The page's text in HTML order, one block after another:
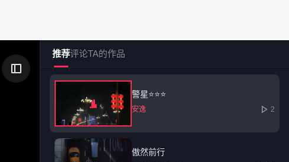
推荐评论TA的作品
警星⭐⭐⭐
安逸 2
傲然前行
创作中心 热门榜单